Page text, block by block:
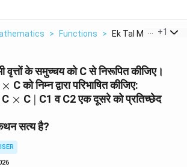
> Functions > Ek Tal Mein Sthit
+1
वृत्तों के समुच्चय को C से निरूपित कीजिए।
\times
× C को निम्न द्वारा परिभाषित कीजिए:
C \times
× C |∣ C1 व C2 एक दूसरे को प्रतिच्छेद
सत्य है?